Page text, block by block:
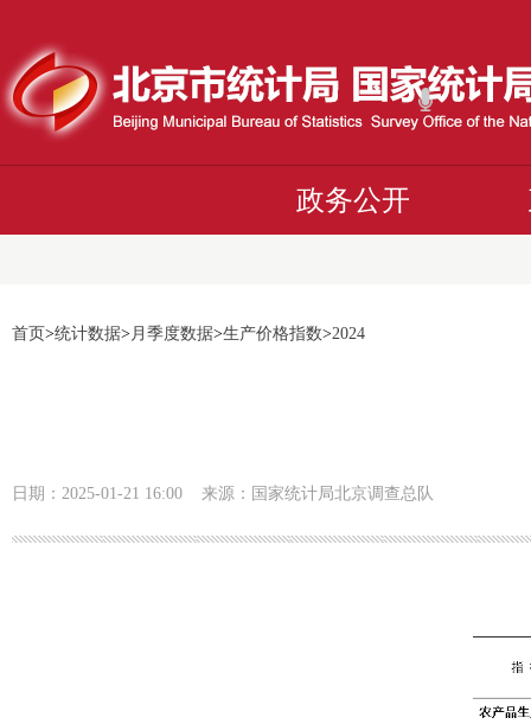
政务公开
首页>统计数据>月季度数据>生产价格指数>2024
日期：2025-01-21 16:00 来源：国家统计局北京调查总队